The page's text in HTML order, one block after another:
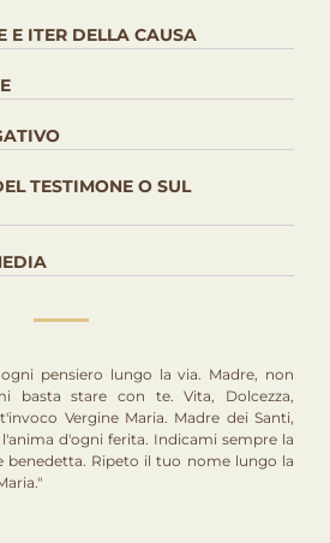
E ITER DELLA CAUSA
TESTIMONE O SUL
pensiero lungo la via. Madre, non
basta stare con te. Vita, Dolcezza,
Vergine Maria. Madre dei Santi,
d'ogni ferita. Indicami sempre la
benedetta. Ripeto il tuo nome lungo la